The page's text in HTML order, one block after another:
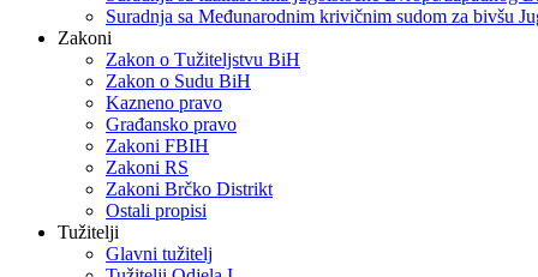
Suradnja sa Međunarodnim krivičnim sudom za bivšu
Zakoni
Zakon o Тužiteljstvu BiH
Zakon o Sudu BiH
Kazneno pravo
Građansko pravo
Zakoni FBIH
Zakoni RS
Zakoni Brčko Distrikt
Ostali propisi
Tužitelji
Glavni tužitelj